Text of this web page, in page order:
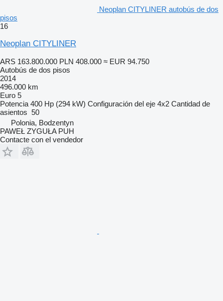
Neoplan CITYLINER autobús de dos
pisos
16
Neoplan CITYLINER
ARS 163.800.000 PLN 408.000 ≈ EUR 94.750
Autobús de dos pisos
2014
496.000 km
Euro 5
Potencia 400 Hp (294 kW) Configuración del eje 4x2 Cantidad de
asientos 50
Polonia, Bodzentyn
PAWEŁ ZYGUŁA PUH
Contacte con el vendedor